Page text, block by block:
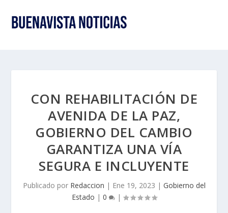
CON REHABILITACIÓN DE
AVENIDA DE LA PAZ,
GOBIERNO DEL CAMBIO
GARANTIZA UNA VÍA
SEGURA E INCLUYENTE
Publicado por Redaccion | Ene 19, 2023 | Gobierno del
Estado | 0 |